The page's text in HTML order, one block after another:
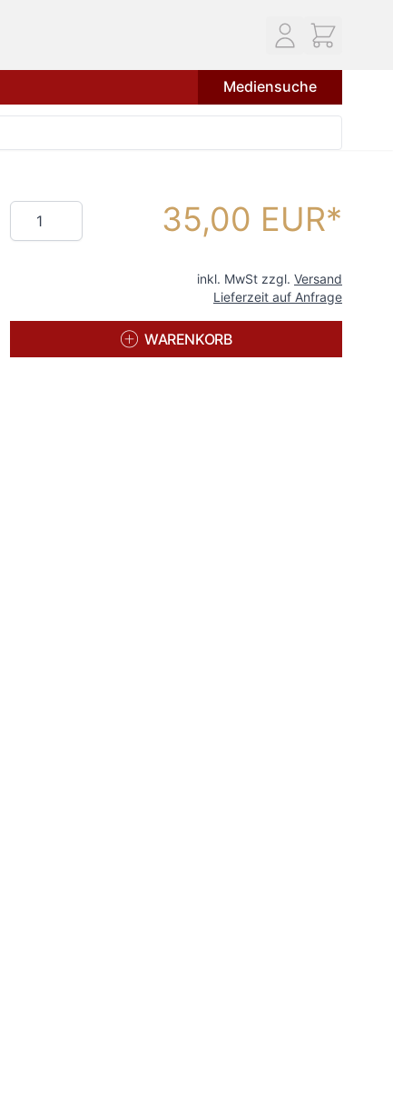
Mediensuche
Menge 35,00 EUR
inkl. MwSt zzgl. Versand
Lieferzeit auf Anfrage
WARENKORB